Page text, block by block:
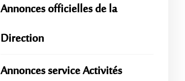
Annonces officielles de la
Direction
Annonces service Activités